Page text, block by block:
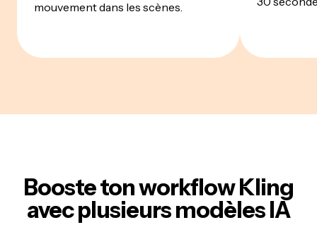
mouvement dans les scènes.
Booste ton workflow Kling
avec plusieurs modèles IA